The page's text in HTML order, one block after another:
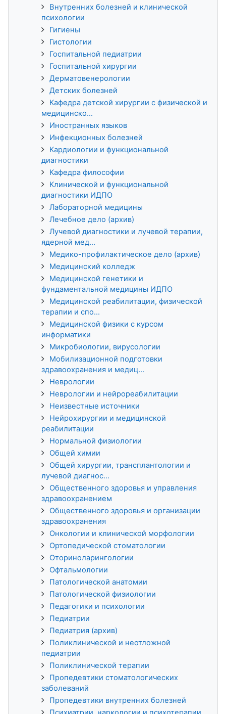
Внутренних болезней и клинической
психологии
Гигиены
Гистологии
Госпитальной педиатрии
Госпитальной хирургии
Дерматовенерологии
Детских болезней
Кафедра детской хирургии с физической и
медицинско...
Иностранных языков
Инфекционных болезней
Кардиологии и функциональной
диагностики
Кафедра философии
Клинической и функциональной
диагностики ИДПО
Лабораторной медицины
Лечебное дело (архив)
Лучевой диагностики и лучевой терапии,
ядерной мед...
Медико-профилактическое дело (архив)
Медицинский колледж
Медицинской генетики и
фундаментальной медицины ИДПО
Медицинской реабилитации, физической
терапии и спо...
Медицинской физики с курсом
информатики
Микробиологии, вирусологии
Мобилизационной подготовки
здравоохранения и медиц...
Неврологии
Неврологии и нейрореабилитации
Неизвестные источники
Нейрохирургии и медицинской
реабилитации
Нормальной физиологии
Общей химии
Общей хирургии, трансплантологии и
лучевой диагнос...
Общественного здоровья и управления
здравоохранением
Общественного здоровья и организации
здравоохранения
Онкологии и клинической морфологии
Ортопедической стоматологии
Оториноларингологии
Офтальмологии
Патологической анатомии
Патологической физиологии
Педагогики и психологии
Педиатрии
Педиатрия (архив)
Поликлинической и неотложной
педиатрии
Поликлинической терапии
Пропедевтики стоматологических
заболеваний
Пропедевтики внутренних болезней